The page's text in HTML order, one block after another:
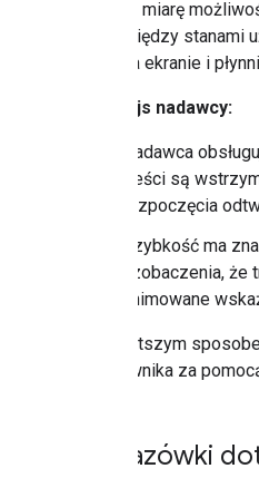
W miarę
między stanami
na ekranie i
Interfejs nadawcy:
Nadawca
treści są
rozpoczęcia
Szybkość ma
i zobaczenia,
animowane
Najprostszym
użytkownika za
Wskazówki